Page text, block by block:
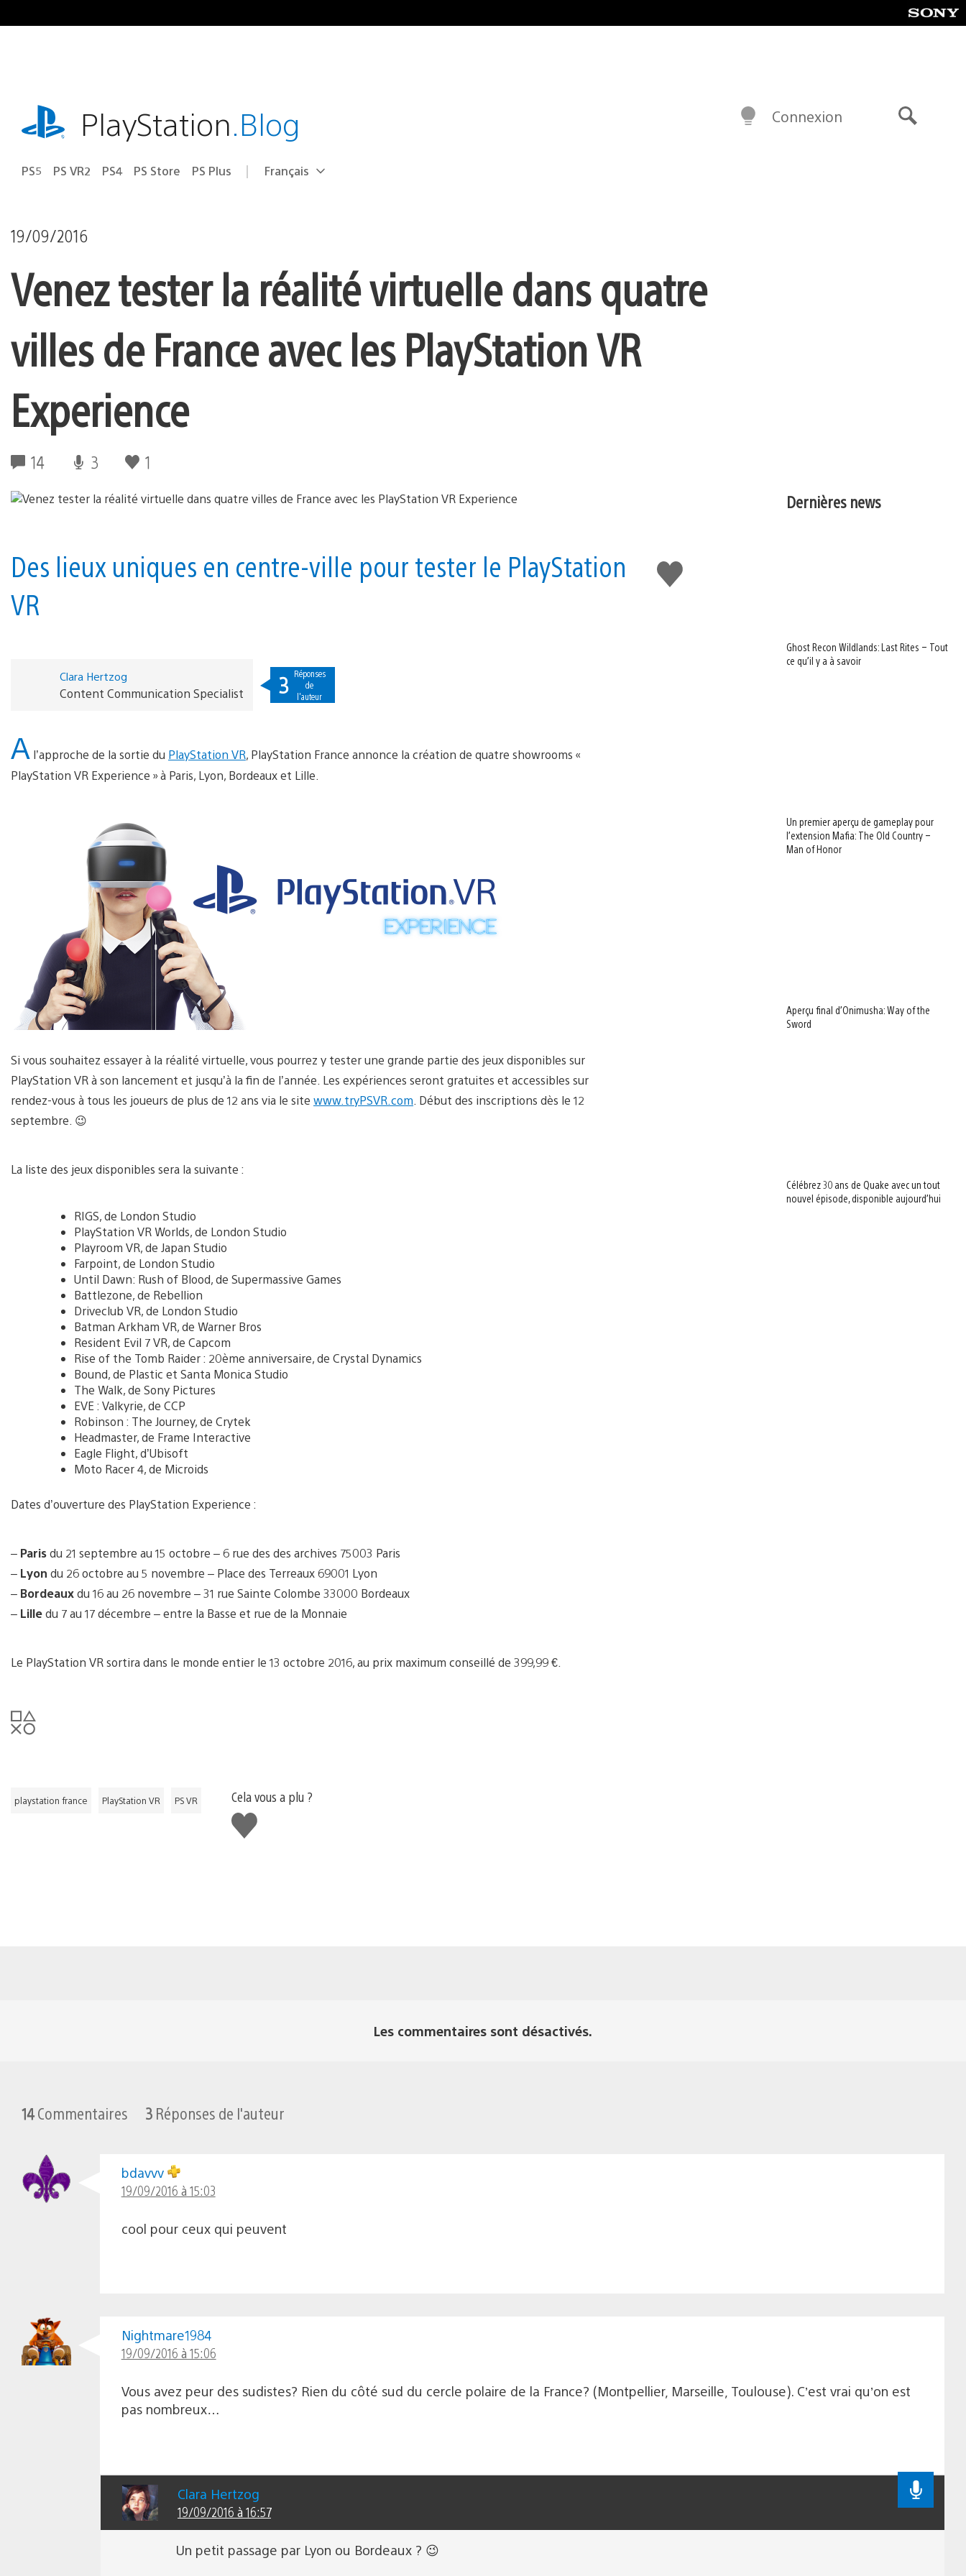
au
playstation.comPlayStation.Blog
PS5 PS VR2 PS4 PS Store PS Plus Choisir
Région
Français
Connexion
19/09/2016
Venez tester la réalité virtuelle dans quatre
villes de France avec les PlayStation VR
Experience
14 3 1
J'aime
Des lieux uniques en centre-ville pour tester le PlayStation
VR
Clara Hertzog
Content Communication Specialist 3 Réponses
de
l'auteur
A l’approche de la sortie du PlayStation VR, PlayStation France annonce la création de quatre showrooms «
PlayStation VR Experience » à Paris, Lyon, Bordeaux et Lille.
Si vous souhaitez essayer à la réalité virtuelle, vous pourrez y tester une grande partie des jeux disponibles sur
PlayStation VR à son lancement et jusqu’à la fin de l’année. Les expériences seront gratuites et accessibles sur
rendez-vous à tous les joueurs de plus de 12 ans via le site www.tryPSVR.com . Début des inscriptions dès le 12
septembre. 😉
La liste des jeux disponibles sera la suivante :
RIGS, de London Studio
PlayStation VR Worlds, de London Studio
Playroom VR, de Japan Studio
Farpoint, de London Studio
Until Dawn: Rush of Blood, de Supermassive Games
Battlezone, de Rebellion
Driveclub VR, de London Studio
Batman Arkham VR, de Warner Bros
Resident Evil 7 VR, de Capcom
Rise of the Tomb Raider : 20ème anniversaire, de Crystal Dynamics
Bound, de Plastic et Santa Monica Studio
The Walk, de Sony Pictures
EVE : Valkyrie, de CCP
Robinson : The Journey, de Crytek
Headmaster, de Frame Interactive
Eagle Flight, d’Ubisoft
Moto Racer 4, de Microids
Dates d’ouverture des PlayStation Experience :
– Parisdu 21 septembre au 15 octobre – 6 rue des des archives 75003 Paris
– Lyon du 26 octobre au 5 novembre – Place des Terreaux 69001 Lyon
– Bordeauxdu 16 au 26 novembre – 31 rue Sainte Colombe 33000 Bordeaux
– Lilledu 7 au 17 décembre – entre la Basse et rue de la Monnaie
Le PlayStation VR sortira dans le monde entier le 13 octobre 2016, au prix maximum conseillé de 399,99 €.
playstation france PlayStation VR PS VR
Cela vous a plu ?
J'aime
Dernières news
Ghost Recon Wildlands: Last Rites – Tout
ce qu’il y a à savoir
Un premier aperçu de gameplay pour
l’extension Mafia: The Old Country –
Man of Honor
Aperçu final d’Onimusha: Way of the
Sword
Célébrez 30 ans de Quake avec un tout
nouvel épisode, disponible aujourd’hui
Les commentaires sont désactivés.
14Commentaires 3 Réponses de l'auteur
bdavvv
19/09/2016 à 15:03
cool pour ceux qui peuvent
Nightmare1984
19/09/2016 à 15:06
Vous avez peur des sudistes? Rien du côté sud du cercle polaire de la France? (Montpellier, Marseille, Toulouse). C’est vrai qu’on est
pas nombreux…
Clara Hertzog
19/09/2016 à 16:57
Un petit passage par Lyon ou Bordeaux ? 😉